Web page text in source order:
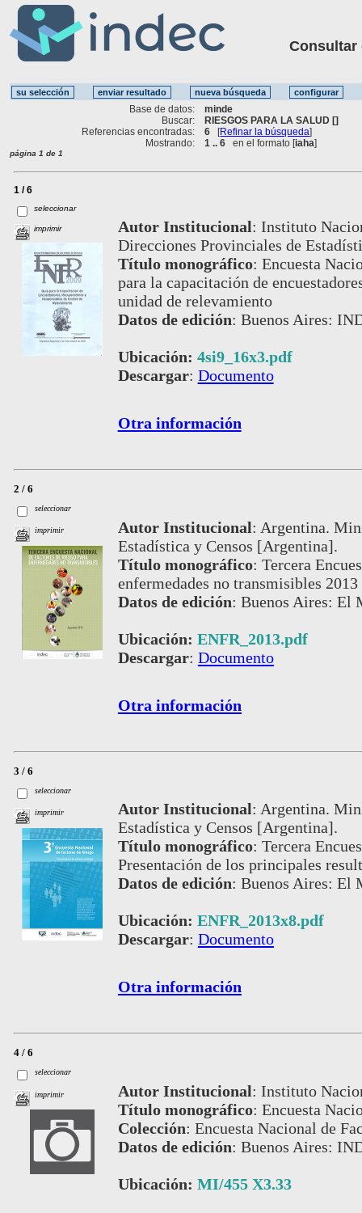
Consultar
Base de datos:
minde
Buscar:
RIESGOS PARA LA SALUD []
Referencias encontradas:
6 [Refinar la búsqueda]
Mostrando:
1 .. 6 en el formato [iaha]
página 1 de 1
1 / 6
seleccionar
imprimir Autor Institucional: Instituto
Direcciones Provinciales de
Título monográfico: Encuesta
para la capacitación de
unidad de relevamiento
Datos de edición: Buenos Aires:
Ubicación: 4si9_16x3.pdf
Descargar: Documento
Otra información
2 / 6
seleccionar
imprimir Autor Institucional: Argentina.
Estadística y Censos [Argentina].
Título monográfico: Tercera
enfermedades no transmisibles 2013
Datos de edición: Buenos Aires: El
Ubicación: ENFR_2013.pdf
Descargar: Documento
Otra información
3 / 6
seleccionar
imprimir Autor Institucional: Argentina.
Estadística y Censos [Argentina].
Título monográfico: Tercera
Presentación de los principales
Datos de edición: Buenos Aires: El
Ubicación: ENFR_2013x8.pdf
Descargar: Documento
Otra información
4 / 6
seleccionar
imprimir Autor Institucional: Instituto
Título monográfico: Encuesta
Colección: Encuesta Nacional de
Datos de edición: Buenos Aires:
Ubicación: MI/455 X3.33